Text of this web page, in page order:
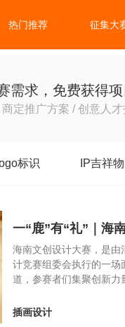
热门推荐 征集大
需求，免费获得
定推广方案 / 创意人
标识 IP吉祥物
一“鹿”有“礼”｜海
海南文创设计大赛，是
计竞赛组委会执行的一场
道，参赛者们集聚创新
插画设计